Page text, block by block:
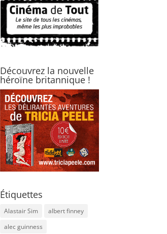
Découvrez la nouvelle
héroïne britannique !
Étiquettes
Alastair Sim
albert finney
alec guinness